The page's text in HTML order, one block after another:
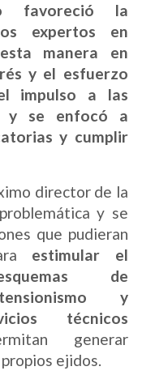
favoreció la
expertos en
manera en
y el esfuerzo
impulso a las
y se enfocó a
y cumplir
director de la
y se
que pudieran
estimular el
de
y
técnicos
generar
ejidos.